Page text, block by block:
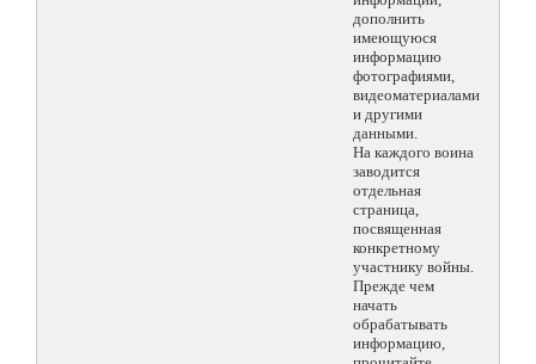
дополнить
имеющуюся
информацию
фотографиями,
видеоматериалами
и другими
данными.
На каждого воина
заводится
отдельная
страница,
посвященная
конкретному
участнику войны.
Прежде чем
начать
обрабатывать
информацию,